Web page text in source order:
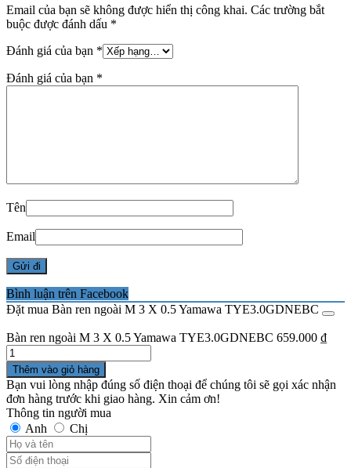
Email của bạn sẽ không được hiển thị công khai. Các trường bắt
buộc được đánh dấu *
Đánh giá của bạn *
Đánh giá của bạn *
Tên
Email
Bình luận trên Facebook
Đặt mua Bàn ren ngoài M 3 X 0.5 Yamawa TYE3.0GDNEBC
Bàn ren ngoài M 3 X 0.5 Yamawa TYE3.0GDNEBC 659.000 ₫
Số
lượng
Thêm vào giỏ hàng
Bạn vui lòng nhập đúng số điện thoại để chúng tôi sẽ gọi xác nhận
đơn hàng trước khi giao hàng. Xin cảm ơn!
Thông tin người mua
Anh
Chị